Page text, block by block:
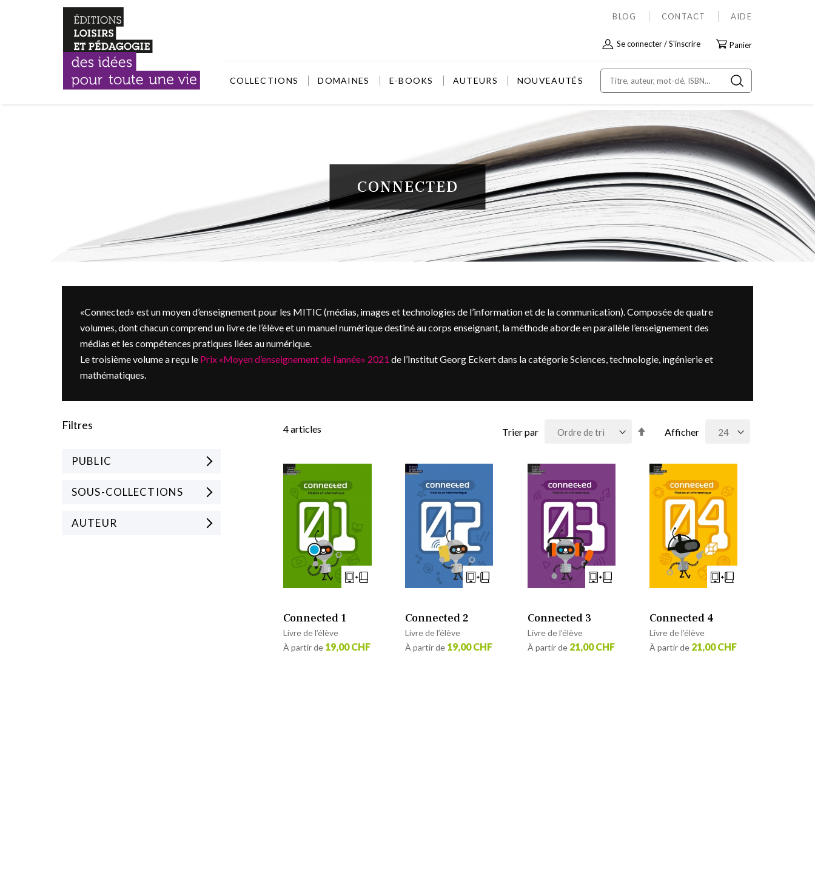
BLOG CONTACT AIDE
Allez
contenu
Se connecter S'inscrire Panier
COLLECTIONS DOMAINES E-BOOKS AUTEURS NOUVEAUTÉS
CONNECTED
«Connected» est un moyen d’enseignement pour les MITIC (médias, images et technologies de l’information et de la communication). Composée de quatre
volumes, dont chacun comprend un livre de l’élève et un manuel numérique destiné au corps enseignant, la méthode aborde en parallèle l’enseignement des
médias et les compétences pratiques liées au numérique.
Le troisième volume a reçu le Prix «Moyen d’enseignement de l’année» 2021 de l’Institut Georg Eckert dans la catégorie Sciences, technologie, ingénierie et
mathématiques.
4articles Afficher
Trier par
Connected 1
Livre de l’élève
À partir de 19,00 CHF
Connected 2
Livre de l’élève
À partir de 19,00 CHF
Connected 3
Livre de l’élève
À partir de 21,00 CHF
Connected 4
Livre de l’élève
À partir de 21,00 CHF
Filtres
PUBLIC
SOUS-COLLECTIONS
AUTEUR